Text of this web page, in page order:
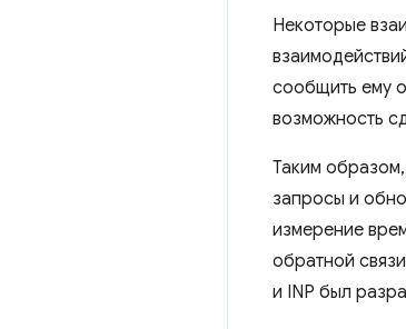
Некоторые
сообщить ему
возможность
Таким
запросы и
измерение
обратной
и INP был